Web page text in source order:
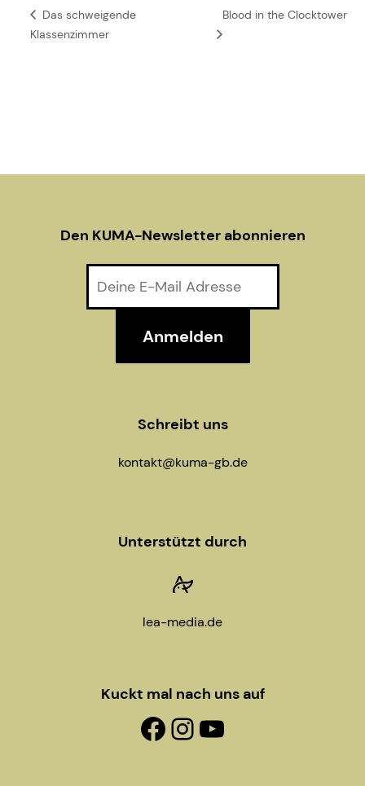
Das schweigende
Klassenzimmer
Blood in the Clocktower
Den KUMA-Newsletter abonnieren
Schreibt uns
kontakt@kuma-gb.de
Unterstützt durch
lea-media.de
Kuckt mal nach uns auf
Facebook-Fanpage
Instagram
YouTube